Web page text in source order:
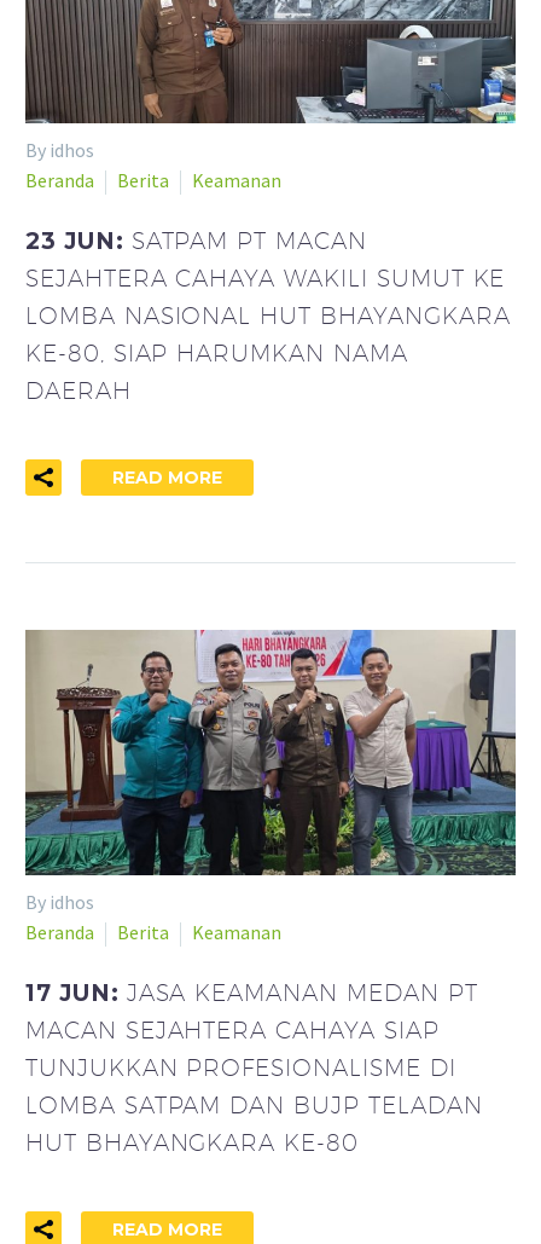
By idhos
Beranda
Berita Keamanan
23 JUN: SATPAM PT MACAN
SEJAHTERA CAHAYA WAKILI SUMUT KE
LOMBA NASIONAL HUT BHAYANGKARA
KE-80, SIAP HARUMKAN NAMA
DAERAH
READ MORE
By idhos
Beranda
Berita Keamanan
17 JUN: JASA KEAMANAN MEDAN PT
MACAN SEJAHTERA CAHAYA SIAP
TUNJUKKAN PROFESIONALISME DI
LOMBA SATPAM DAN BUJP TELADAN
HUT BHAYANGKARA KE-80
READ MORE